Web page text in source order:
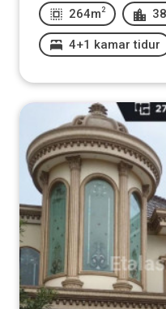
264m 2
4+1 kamar tidur